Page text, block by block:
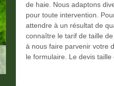
de haie. Nous adaptons
pour toute intervention.
attendre à un résultat de
connaître le tarif de taille
à nous faire parvenir votre
le formulaire. Le devis taille